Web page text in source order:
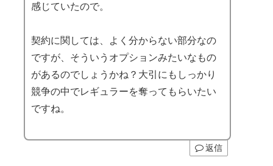
感じていたので。
契約に関しては、よく分からない部分なの
ですが、そういうオプションみたいなもの
があるのでしょうかね？大引にもしっかり
競争の中でレギュラーを奪ってもらいたい
ですね。
返信